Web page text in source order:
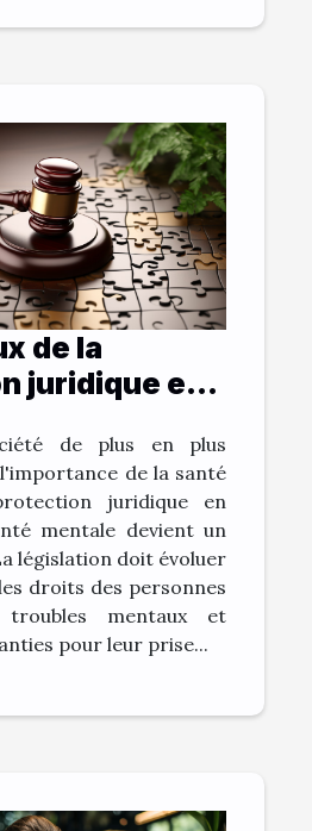
de la
juridique en
de plus en plus
de la santé
juridique en
mentale devient un
législation doit évoluer
droits des personnes
mentaux et
pour leur prise...